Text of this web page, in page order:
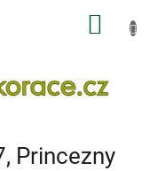
Princezny